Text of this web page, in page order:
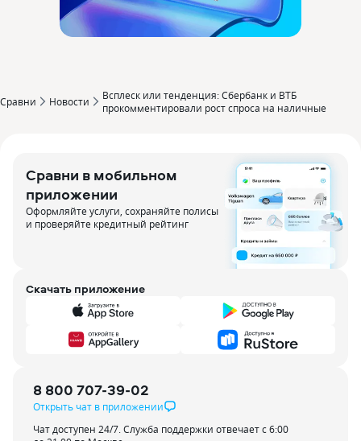
Сравни Новости
Всплеск или тенденция: Сбербанк и ВТБ
прокомментировали рост спроса на наличные
Сравни в мобильном
приложении
Оформляйте услуги, сохраняйте полисы
и проверяйте кредитный рейтинг
Скачать приложение
8 800 707-39-02
Открыть чат в приложении
Чат доступен 24/7. Служба поддержки отвечает с 6:00